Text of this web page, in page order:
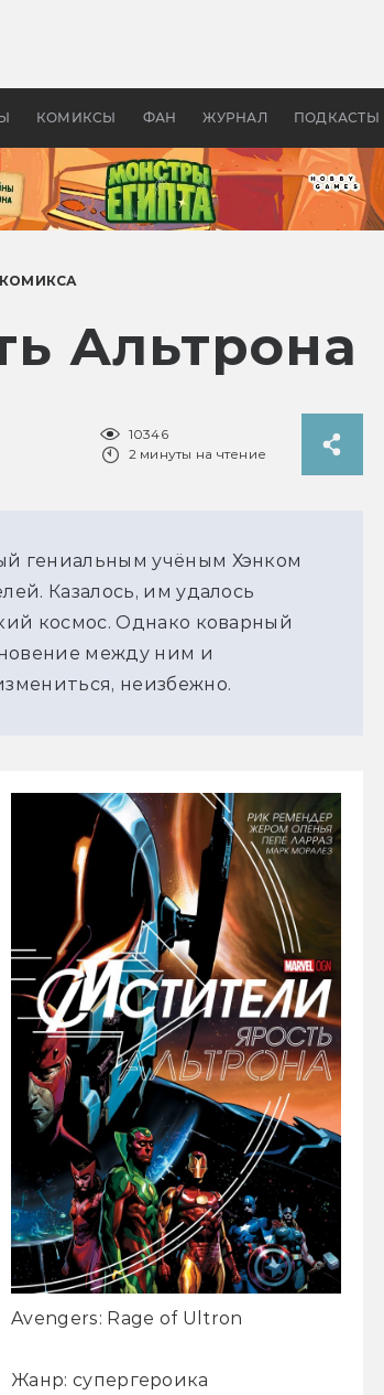
КОМИКСЫ ФАН ЖУРНАЛ ПОДКАСТЫ
—
бы «Властелина колец»
Альтрона
10346
2 минуты на чтение
гениальным учёным Хэнком
Казалось, им удалось
космос. Однако коварный
между ним и
неизбежно.
Avengers: Rage of Ultron
Жанр: супергероика